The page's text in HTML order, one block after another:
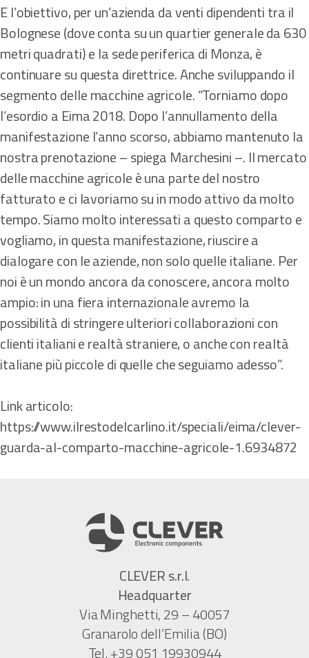
E l’obiettivo, per un’azienda da venti dipendenti tra il
Bolognese (dove conta su un quartier generale da 630
metri quadrati) e la sede periferica di Monza, è
continuare su questa direttrice. Anche sviluppando il
segmento delle macchine agricole. “Torniamo dopo
l’esordio a Eima 2018. Dopo l’annullamento della
manifestazione l’anno scorso, abbiamo mantenuto la
nostra prenotazione – spiega Marchesini –. Il mercato
delle macchine agricole è una parte del nostro
fatturato e ci lavoriamo su in modo attivo da molto
tempo. Siamo molto interessati a questo comparto e
vogliamo, in questa manifestazione, riuscire a
dialogare con le aziende, non solo quelle italiane. Per
noi è un mondo ancora da conoscere, ancora molto
ampio: in una fiera internazionale avremo la
possibilità di stringere ulteriori collaborazioni con
clienti italiani e realtà straniere, o anche con realtà
italiane più piccole di quelle che seguiamo adesso”.
Link articolo:
https://www.ilrestodelcarlino.it/speciali/eima/clever-
guarda-al-comparto-macchine-agricole-1.6934872
CLEVER s.r.l.
Headquarter
Via Minghetti, 29 – 40057
Granarolo dell’Emilia (BO)
Tel. +39 051 19930944